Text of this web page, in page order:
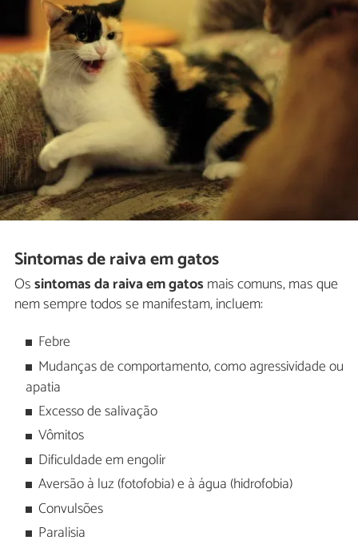
Sintomas de raiva em gatos
Ossintomas da raiva em gatos mais comuns, mas que
nem sempre todos se manifestam, incluem:
Febre
Mudanças de comportamento, como agressividade ou
apatia
Excesso de salivação
Vômitos
Dificuldade em engolir
Aversão à luz (fotofobia) e à água (hidrofobia)
Convulsões
Paralisia